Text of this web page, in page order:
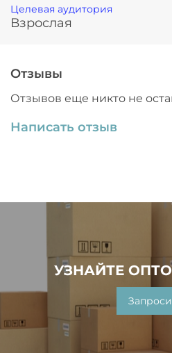
Целевая аудитория
Взрослая
Отзывы
Отзывов еще никто не
Написать отзыв
УЗНАЙТЕ